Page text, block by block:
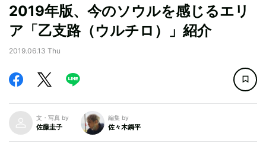
2019年版、今のソウルを感じるエリ
ア「乙支路（ウルチロ）」紹介
2019.06.13 Thu
文・写真 by
佐藤圭子
編集 by
佐々木鋼平